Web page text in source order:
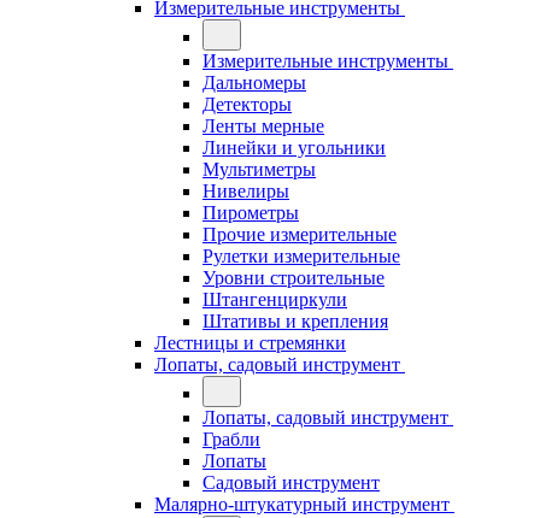
Измерительные инструменты
Измерительные инструменты
Дальномеры
Детекторы
Ленты мерные
Линейки и угольники
Мультиметры
Нивелиры
Пирометры
Прочие измерительные
Рулетки измерительные
Уровни строительные
Штангенциркули
Штативы и крепления
Лестницы и стремянки
Лопаты, садовый инструмент
Лопаты, садовый инструмент
Грабли
Лопаты
Садовый инструмент
Малярно-штукатурный инструмент